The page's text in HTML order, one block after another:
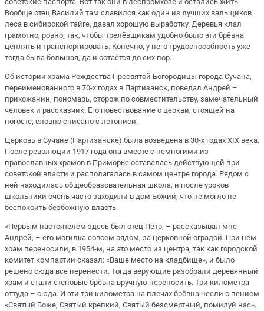
Вообще отец Василий там славился как один из лучших вальщиков
леса в сибирской тайге, давал хорошую выработку. Деревья клал
грамотно, ровно, так, чтобы трелёвщикам удобно было эти брёвна
цеплять и транспортировать. Конечно, у него трудоспособность уже
тогда была большая, да и остаётся до сих пор.
Об истории храма Рождества Пресвятой Богородицы города Сучана,
переименованного в 70-х годах в Партизанск, поведал Андрей –
прихожанин, пономарь, сторож по совместительству, замечательный
человек и рассказчик. Его повествование о церкви, стоящей на
погосте, словно списано с летописи.
Церковь в Сучане (Партизанске) была возведена в 30-х годах XIX века.
После революции 1917 года она вместе с немногими из
православных храмов в Приморье оставалась действующей при
советской власти и располагалась в самом центре города. Рядом с
ней находилась общеобразовательная школа, и после уроков
школьники очень часто заходили в дом Божий, что не могло не
беcпокоить безбожную власть.
«Первым настоятелем здесь был отец Пётр, – рассказывал мне
Андрей, – его могилка совсем рядом, за церковной оградой. При нём
храм переносили, в 1954-м, на это место из центра, так как городской
комитет компартии сказал: «Ваше место на кладбище», и было
решено сюда всё перенести. Тогда верующие разобрали деревянный
храм и стали стеновые брёвна вручную переносить. Три километра
оттуда – сюда. И эти три километра на плечах брёвна несли с пением
«Святый Боже, Святый крепкий, Святый безсмертный, помилуй нас».